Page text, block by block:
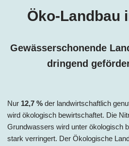
Öko-Landbau
Gewässerschonende
dringend
Nur 12,7 % der landwirtschaftlich
wird ökologisch bewirtschaftet. Die
Grundwassers wird unter ökologisch
stark verringert. Der Ökologische